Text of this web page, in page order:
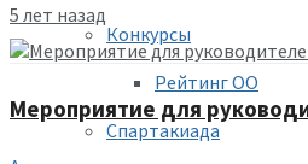
Конкурсы
Рейтинг ОО
Спартакиада
5 лет назад
Мероприятие для